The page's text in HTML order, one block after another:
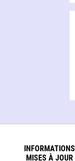
INFORMATIONS
MISES À JOUR